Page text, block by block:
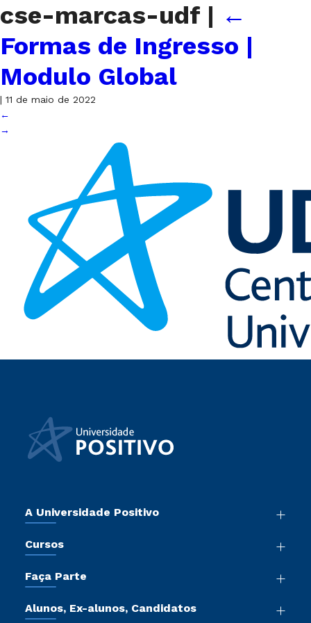
cse-marcas-udf | ←
Formas de Ingresso |
Modulo Global
| 11 de maio de 2022
←
→
A Universidade Positivo
Sala de Imprensa
Trabalhe Conosco
Sou Colaborador
Cursos
Pós-Graduação
Cursos Livres
Faça Parte
Vestibular Redação
Alunos, Ex-alunos, Candidatos